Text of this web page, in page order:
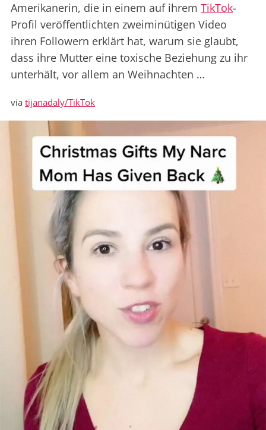
Amerikanerin, die in einem auf ihrem TikTok-
Profil veröffentlichten zweiminütigen Video
ihren Followern erklärt hat, warum sie glaubt,
dass ihre Mutter eine toxische Beziehung zu ihr
unterhält, vor allem an Weihnachten …
via tijanadaly/TikTok